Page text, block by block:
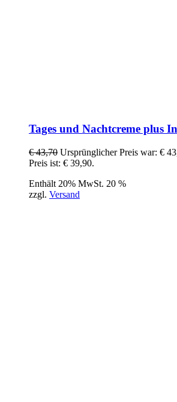
Tages und Nachtcreme plus
€43,70 Ursprünglicher Preis war: €
Preis ist: € 39,90.
Enthält 20% MwSt. 20 %
zzgl. Versand